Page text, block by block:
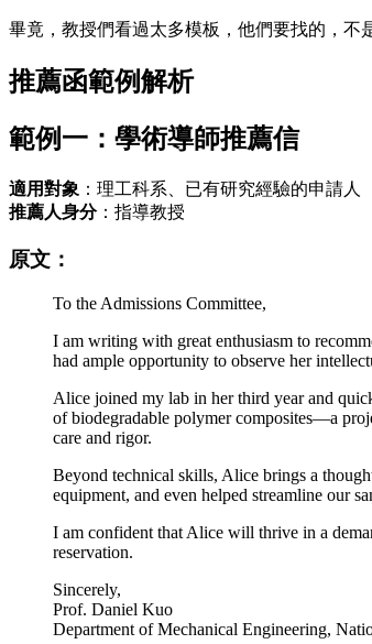
畢竟，教授們看過太多模板，他們要找的，不
推薦函範例解析
範例一：學術導師推薦信
適用對象 ：理工科系、已有研究經驗的申請人
推薦人身分：指導教授
原文：
To the Admissions Committee,
I am writing with great enthusiasm to
had ample opportunity to observe her
Alice joined my lab in her third year and
of biodegradable polymer composites—a
care and rigor.
Beyond technical skills, Alice brings a
equipment, and even helped streamline our
I am confident that Alice will thrive in a
reservation.
Sincerely,
Prof. Daniel Kuo
Department of Mechanical Engineering,